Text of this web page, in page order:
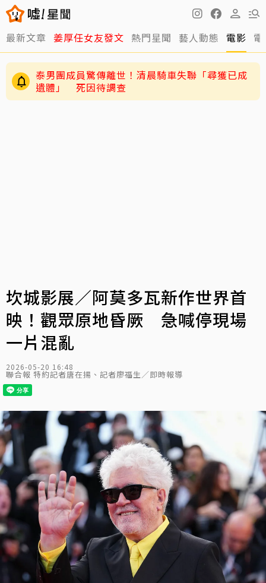
最新文章 姜厚任女友發文 熱門星聞 藝人動態 電影
泰男團成員驚傳離世！清晨騎車失聯「尋獲已成
遺體」 死因待調查
坎城影展／阿莫多瓦新作世界首
映！觀眾原地昏厥 急喊停現場
一片混亂
2026-05-20 16:48
聯合報 特約記者唐在揚、記者廖福生／即時報導